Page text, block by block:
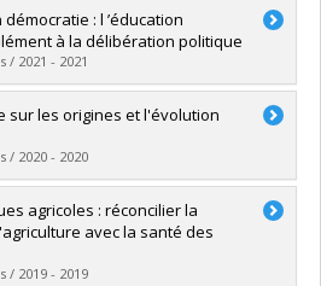
Arnaud
Papyrus
: l ’éducation
à la délibération politique
2021 - 2021
Gabriel
Papyrus
sur les origines et l'évolution
2020 - 2020
Papyrus
agricoles : réconcilier la
avec la santé des
2019 - 2019